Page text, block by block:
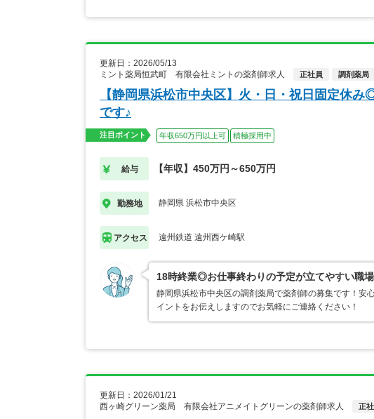
更新日：2026/05/13
ミント薬局恒武町 有限会社ミントの薬剤師求人
正社員 調剤薬局
【静岡県浜松市中央区】火・日・祝日固定休
です♪
注目ポイント 年収650万円以上可 積極採用中
給与 【年収】450万円～650万円
勤務地 静岡県 浜松市中央区
アクセス 遠州鉄道 遠州西ケ崎駅
18時終業◎お仕事終わりの予定が立てやすい職
静岡県浜松市中央区の調剤薬局で薬剤師の募集です！
イントをお伝えしますのでお気軽にご連絡ください！
更新日：2026/01/21
西ヶ崎グリーン薬局 有限会社アニメイトグリーンの薬剤師求人
正